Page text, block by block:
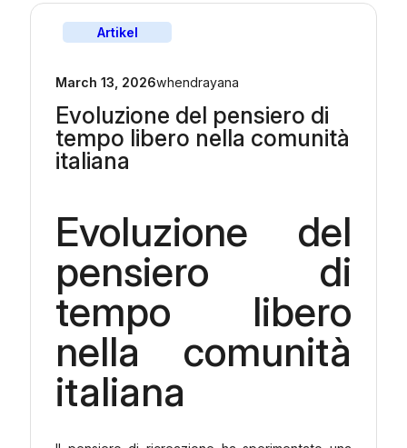
Artikel
March 13, 2026whendrayana
Evoluzione del pensiero di
tempo libero nella comunità
italiana
Evoluzione del
pensiero di
tempo libero
nella comunità
italiana